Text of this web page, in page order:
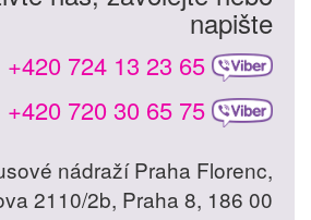
napište
+420 724 13 23 65
+420 720 30 65 75
nádraží Praha Florenc,
2110/2b, Praha 8, 186 00